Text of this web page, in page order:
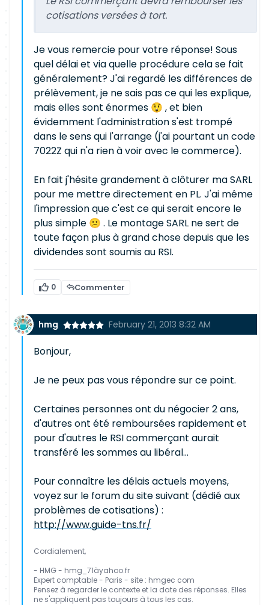
cotisations versées à tort.
Je vous remercie pour votre réponse! Sous
quel délai et via quelle procédure cela se fait
généralement? J'ai regardé les différences de
prélèvement, je ne sais pas ce qui les explique,
mais elles sont énormes 😲 , et bien
évidemment l'administration s'est trompé
dans le sens qui l'arrange (j'ai pourtant un code
7022Z qui n'a rien à voir avec le commerce).
En fait j'hésite grandement à clôturer ma SARL
pour me mettre directement en PL. J'ai même
l'impression que c'est ce qui serait encore le
plus simple 😕 . Le montage SARL ne sert de
toute façon plus à grand chose depuis que les
dividendes sont soumis au RSI.
0 Commenter
hmg February 21, 2013 8:32 AM
Bonjour,
Je ne peux pas vous répondre sur ce point.
Certaines personnes ont du négocier 2 ans,
d'autres ont été remboursées rapidement et
pour d'autres le RSI commerçant aurait
transféré les sommes au libéral...
Pour connaître les délais actuels moyens,
voyez sur le forum du site suivant (dédié aux
problèmes de cotisations) :
http://www.guide-tns.fr/
Cordialement,
- HMG - hmg_71àyahoo.fr
Expert comptable - Paris - site : hmgec com
Pensez à regarder le contexte et la date des réponses. Elles
ne s'appliquent pas toujours à tous les cas.